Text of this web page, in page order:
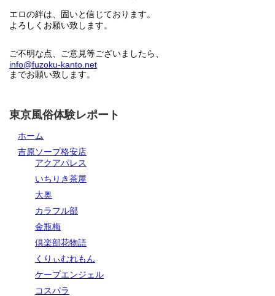
エロの絆は、固いと信じております。
よろしくお願い致します。
ご不明な点、ご意見等ございましたら、
info@fuzoku-kanto.net
までお願い致します。
東京風俗体験レポート
ホーム
吉原ソープ格安店
アクアパレス
いちりき茶屋
大奥
カラフル部
金瓶梅
倶楽部花物語
くりぃむれもん
ケープエンジェル
コスパラ